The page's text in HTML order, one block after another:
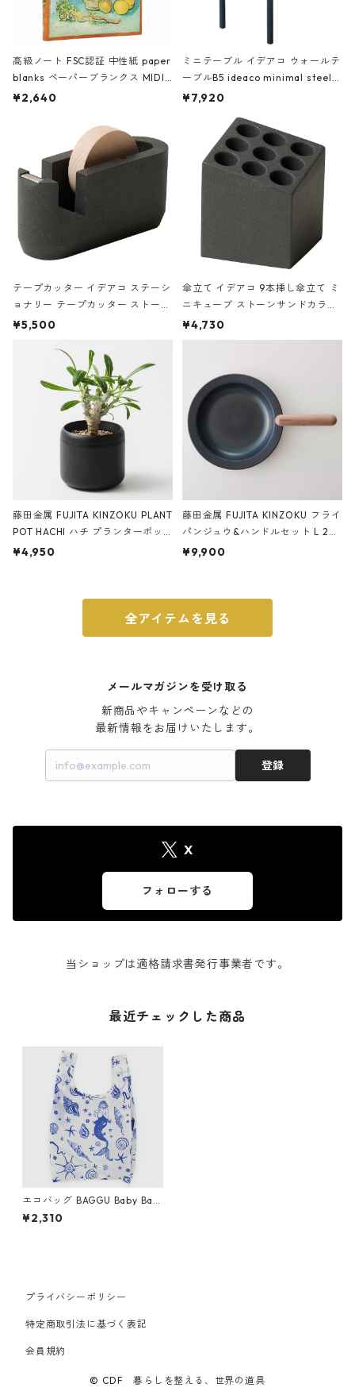
高級ノート FSC認証 中性紙 paper
blanks ペーパーブランクス MIDI
ハードカバー 罫線 ヴァン・ゴッホ
¥2,640
ミニテーブル イデアコ ウォールテ
ーブルB5 ideaco minimal steel f
urniture WALL Table B5 ネイビー
¥7,920
テープカッター イデアコ ステーシ
ョナリー テープカッター ストーン
サンドカラー 石調 ideaco Station
¥5,500
傘立て イデアコ 9本挿し傘立て ミ
ニキューブ ストーンサンドカラー
石調 ideaco Umbrella Stand CUB
E ストーンサンドブラック
¥4,730
藤田金属 FUJITA KINZOKU PLANT
POT HACHI ハチ プランターポッ
ト 3号 ブラック
¥4,950
藤田金属 FUJITA KINZOKU フライ
パンジュウ&ハンドルセット L 24c
m ガス火・IH対応 鉄フライパン
¥9,900
全アイテムを見る
メールマガジンを受け取る
新商品やキャンペーンなどの
最新情報をお届けいたします。
登録
X
フォローする
当ショップは適格請求書発行事業者です。
最近チェックした商品
エコバッグ BAGGU Baby Bag
gu ベビーバグゥ バグー マー
メイド
¥2,310
プライバシーポリシー
特定商取引法に基づく表記
会員規約
© CDF 暮らしを整える、世界の道具